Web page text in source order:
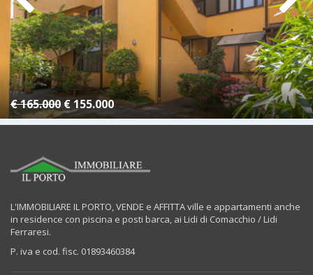
€ 165.000 € 155.000
L'IMMOBILIARE IL PORTO, VENDE e AFFITTA ville e appartamenti anche
in residence con piscina e posti barca, ai Lidi di Comacchio / Lidi
Ferraresi.
P. iva e cod. fisc. 01893460384